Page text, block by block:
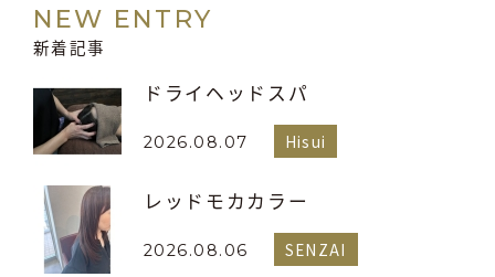
NEW ENTRY
新着記事
ドライヘッドスパ
2026.08.07 Hisui
レッドモカカラー
2026.08.06 SENZAI